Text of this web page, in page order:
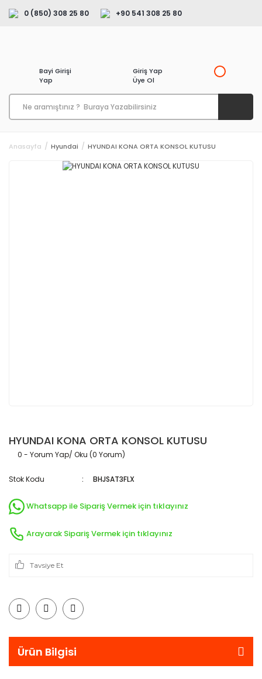
0 (850) 308 25 80 +90 541 308 25 80
Bayi Girişi
Yap
Giriş Yap
Üye Ol
Anasayfa Hyundai HYUNDAI KONA ORTA KONSOL KUTUSU
HYUNDAI KONA ORTA KONSOL KUTUSU
0 - Yorum Yap/ Oku (0 Yorum)
Stok Kodu BHJSAT3FLX
Whatsapp ile Sipariş Vermek için tıklayınız
Arayarak Sipariş Vermek için tıklayınız
Tavsiye Et
Ürün Bilgisi